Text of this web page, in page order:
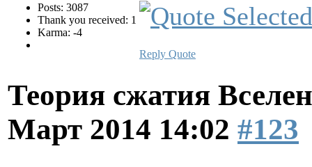
Posts: 3087
Thank you received: 1
Karma: -4
Reply Quote
Теория сжатия
Март 2014 14:02 #123